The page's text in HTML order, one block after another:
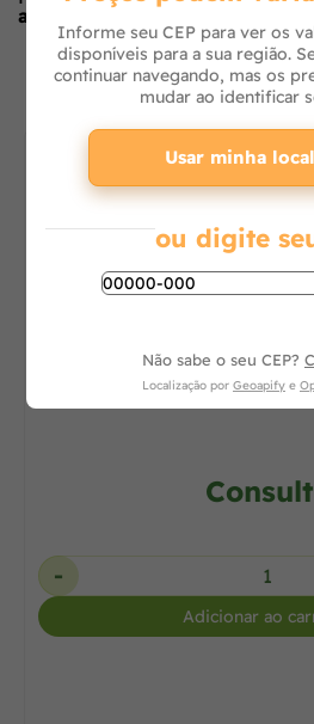
avaliar
O que os outros
Lavadora de Alta Pressão
-
Adicionar ao
Informe seu CEP para ver os
disponíveis para a sua região.
continuar navegando, mas os
mudar ao identificar
Usar minha
ou digite
Não sabe o seu CEP?
Localização por Geoapify e